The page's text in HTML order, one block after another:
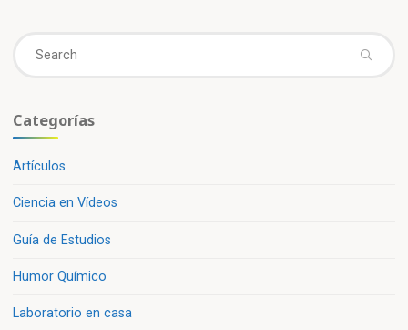
Categorías
Artículos
Ciencia en Vídeos
Guía de Estudios
Humor Químico
Laboratorio en casa